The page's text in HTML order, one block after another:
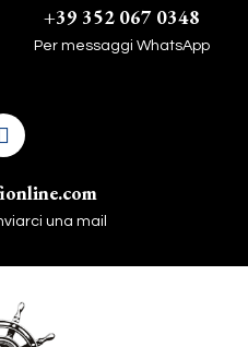
+39 352 067 0348
Per messaggi WhatsApp
una mail